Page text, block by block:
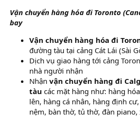
Vận chuyển hàng hóa đi Toronto
bay
Vận chuyển hàng hóa đi
đường tàu tại cảng Cát Lái (Sài
Dịch vụ giao hàng tới cảng
nhà người nhận
Nhận vận chuyển hàng đi
tàu các mặt hàng như: hàng
lên, hàng cá nhân, hàng định
nệm, bàn thờ, tủ thờ, đàn piano,